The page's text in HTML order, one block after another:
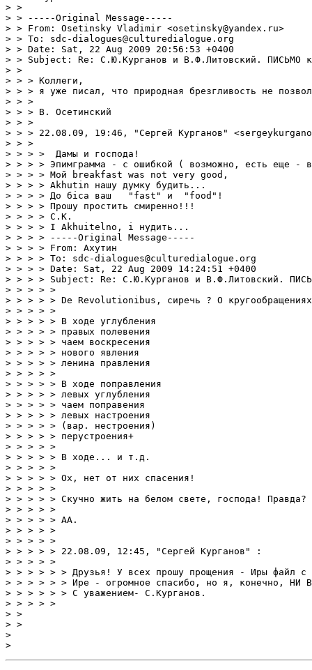
> >
> > -----Original Message-----
> > From: Osetinsky Vladimir <osetinsky@yandex.ru>
> > To: sdc-dialogues@culturedialogue.org
> > Date: Sat, 22 Aug 2009 20:56:53 +0400
> > Subject: Re: С.Ю.Курганов и В.Ф.Литовский. ПИСЬМО
> >
> > > Коллеги,
> > > я уже писал, что природная брезгливость не
> > >
> > > В. Осетинский
> > >
> > > 22.08.09, 19:46, "Сергей Курганов"
> > >
> > > >  Дамы и господа!
> > > > Эпимграмма - с ошибкой ( возможно, есть еще -
> > > > Мой breakfast was not very good,
> > > > Akhutin нашу думку будить...
> > > > До бiса ваш   "fast" и  "food"!
> > > > Прошу простить смиренно!!!
> > > > С.К.
> > > > I Akhuitelno, i нудить...
> > > > -----Original Message-----
> > > > From: Ахутин
> > > > To: sdc-dialogues@culturedialogue.org
> > > > Date: Sat, 22 Aug 2009 14:24:51 +0400
> > > > Subject: Re: С.Ю.Курганов и В.Ф.Литовский.
> > > > >
> > > > > De Revolutionibus, сиречь ? О кругообращениях
> > > > >
> > > > > В ходе углубления
> > > > > правых полевения
> > > > > чаем воскресения
> > > > > нового явления
> > > > > ленина правления
> > > > >
> > > > > В ходе поправления
> > > > > левых углубления
> > > > > чаем поправения
> > > > > левых настроения
> > > > > (вар. нестроения)
> > > > > перустроения+
> > > > >
> > > > > В ходе... и т.д.
> > > > >
> > > > > Ох, нет от них спасения!
> > > > >
> > > > > Скучно жить на белом свете, господа! Правда?
> > > > >
> > > > > АА.
> > > > >
> > > > >
> > > > > 22.08.09, 12:45, "Сергей Курганов" :
> > > > >
> > > > > > Друзья! У всех прошу прощения - Иры файл с
> > > > > > Ире - огромное спасибо, но я, конечно, НИ В
> > > > > > С уважением- С.Курганов.
> > > > >
> >
> >
>